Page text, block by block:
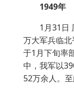
1949年
1月31日 历
万大军兵临
于1月下旬率
中，我军以
52万余人。